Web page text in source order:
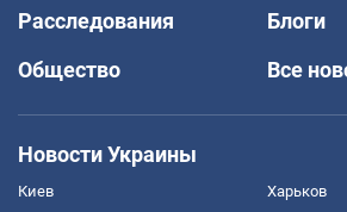
Расследования
Блоги
Общество
Все
Новости Украины
Киев Харьков